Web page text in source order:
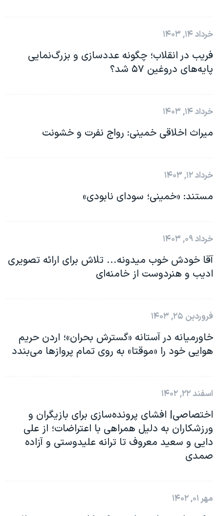
خرداد ۱۴, ۱۴۰۳
فریب در انقلاب؛ چگونه عددسازی و بزرگ‌نمایی
پایه‌های دروغین ۵۷ شد؟
خرداد ۱۴, ۱۴۰۳
میراث اخلاقی خمینی: رواج نفرت و خشونت
خرداد ۱۲, ۱۴۰۳
مستند: «خمینی؛ سودای نابودی»
خرداد ۰۹, ۱۴۰۳
آقا خودش خوب میدونه... تلاش برای ارائه تصویری
ادیب و هنردوست از خامنه‌ای
فروردین ۲۵, ۱۴۰۳
خاورمیانه در آستانه «گسترش بحران»؛‌ اردن حریم
هوایی خود را «موقتا» به روی تمام پروازها می‌بندد
اسفند ۲۲, ۱۴۰۲
اختصاصی| افشای پرونده‌سازی برای بازیگران و
ورزشکاران به دلیل همراهی با اعتراضات؛ از علی
دایی و سعید معروف تا ترانه علیدوستی و آزاده
صمدی
مهر ۰۱, ۱۴۰۲